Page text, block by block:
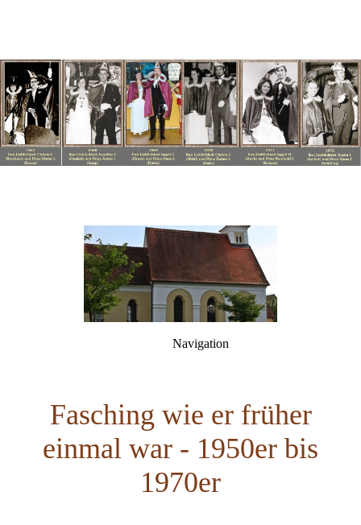
Navigation
Fasching wie er früher
einmal war - 1950er bis
1970er